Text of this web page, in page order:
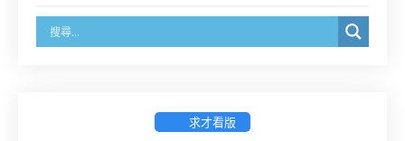
臺灣新北地方法院115年第2次約聘辯護人公開甄選
徵詢有意願擔任臺南市115年度國民中小學法治教育
求才看版